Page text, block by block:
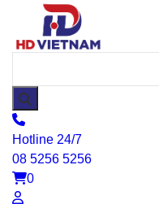
Hotline 24/7
08 5256 5256
0